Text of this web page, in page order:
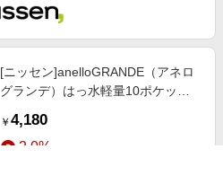
[ニッセン]anelloGRANDE（アネロ
グランデ）はっ水軽量10ポケット
ューズ)/バッグ/アクセサリー / バッ
グ/鞄/ ショルダーバッグ/ネイビー×
￥ 4,180
2.0%